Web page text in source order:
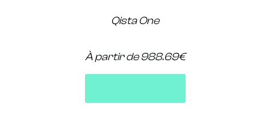
Qista One
À partir de 988.69€